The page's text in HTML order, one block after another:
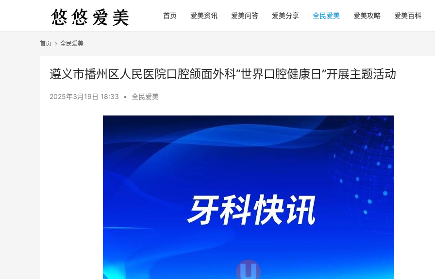
首页 爱美资讯 爱美问答 爱美分享 全民爱美 爱美攻略 爱美百科
首页 全民爱美
遵义市播州区人民医院口腔颌面外科“世界口腔健康日”开展主题活动
2025年3月19日 18:33 • 全民爱美